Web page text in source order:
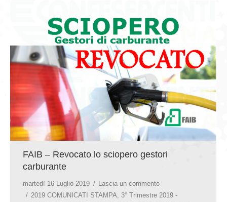
FAIB – Revocato lo sciopero gestori
carburante
martedì 16 Luglio 2019
Lascia un commento
2019 COMUNICATI STAMPA
3° Trimestre 2019 -